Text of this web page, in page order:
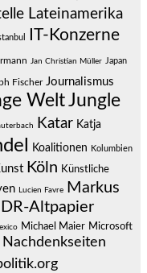
Lateinamerika
IT-Konzerne
Jan Christian Müller Japan
Fischer Journalismus
WeltJungle
Katar Katja
Koalitionen Kolumbien
Köln Künstliche
Lucien Favre
Markus
Altpapier
Michael Maier Microsoft
Nachdenkseiten